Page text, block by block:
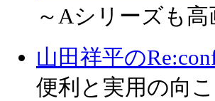
～Aシリーズも高
山田祥平の
便利と実用の向